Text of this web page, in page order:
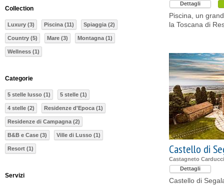
Dettagli
Piscina, un
la Toscana di
Castello di
Castagneto
Dettagli
Castello di
Collection
Luxury (3) Piscina (11) Spiaggia (2)
Country (5) Mare (3) Montagna (1)
Wellness (1)
Categorie
5 stelle lusso (1) 5 stelle (1)
4 stelle (2) Residenze d'Epoca (1)
Residenze di Campagna (2)
B&B e Case (3) Ville di Lusso (1)
Resort (1)
Servizi